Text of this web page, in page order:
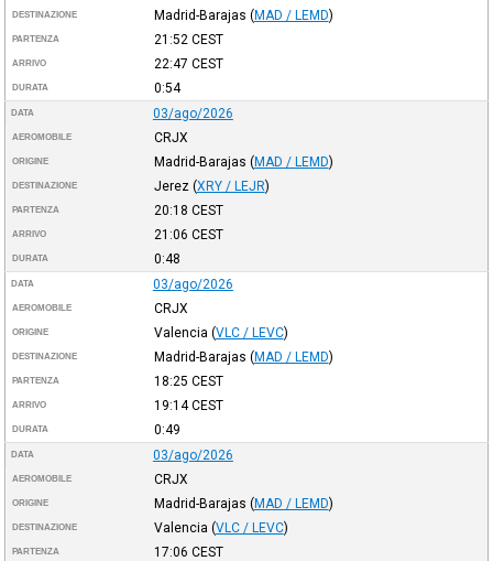
DESTINAZIONE Madrid-Barajas (MAD / LEMD)
PARTENZA 21:52 CEST
ARRIVO 22:47 CEST
DURATA 0:54
DATA 03/ago/2026
AEROMOBILE CRJX
ORIGINE Madrid-Barajas (MAD / LEMD)
DESTINAZIONE Jerez (XRY / LEJR)
PARTENZA 20:18 CEST
ARRIVO 21:06 CEST
DURATA 0:48
DATA 03/ago/2026
AEROMOBILE CRJX
ORIGINE Valencia (VLC / LEVC)
DESTINAZIONE Madrid-Barajas (MAD / LEMD)
PARTENZA 18:25 CEST
ARRIVO 19:14CEST
DURATA 0:49
DATA 03/ago/2026
AEROMOBILE CRJX
ORIGINE Madrid-Barajas (MAD / LEMD)
DESTINAZIONE Valencia (VLC / LEVC)
PARTENZA 17:06 CEST